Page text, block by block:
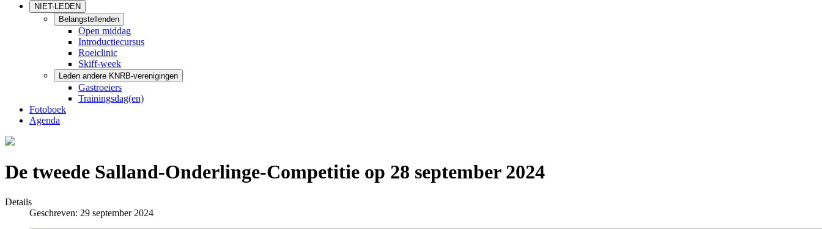
NIET-LEDEN
Belangstellenden
Open middag
Introductiecursus
Roeiclinic
Skiff-week
Leden andere KNRB-verenigingen
Gastroeiers
Trainingsdag(en)
Fotoboek
Agenda
De tweede Salland-Onderlinge-Competitie op 28 september 2024
Details
Geschreven: 29 september 2024